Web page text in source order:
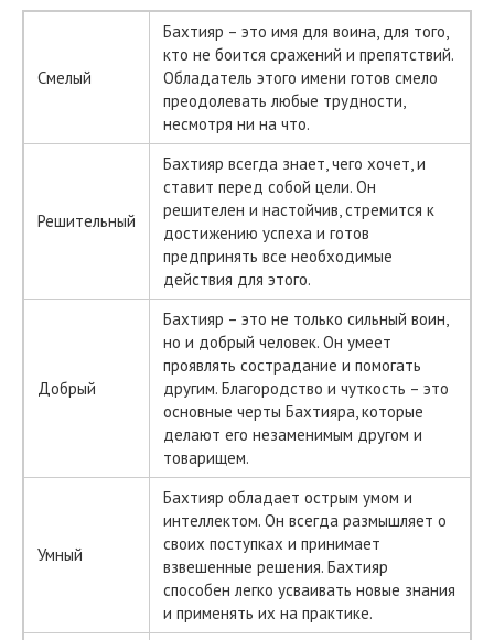
Смелый
Бахтияр – это имя для воина, для того,
кто не боится сражений и препятствий.
Обладатель этого имени готов смело
преодолевать любые трудности,
несмотря ни на что.
Решительный
Бахтияр всегда знает, чего хочет, и
ставит перед собой цели. Он
решителен и настойчив, стремится к
достижению успеха и готов
предпринять все необходимые
действия для этого.
Добрый
Бахтияр – это не только сильный воин,
но и добрый человек. Он умеет
проявлять сострадание и помогать
другим. Благородство и чуткость – это
основные черты Бахтияра, которые
делают его незаменимым другом и
товарищем.
Умный
Бахтияр обладает острым умом и
интеллектом. Он всегда размышляет о
своих поступках и принимает
взвешенные решения. Бахтияр
способен легко усваивать новые знания
и применять их на практике.